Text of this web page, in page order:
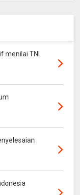
menilai TNI